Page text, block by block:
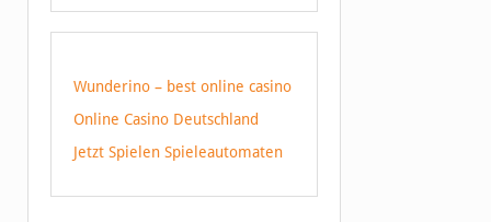
Wunderino – best online casino
Online Casino Deutschland
Jetzt Spielen Spieleautomaten